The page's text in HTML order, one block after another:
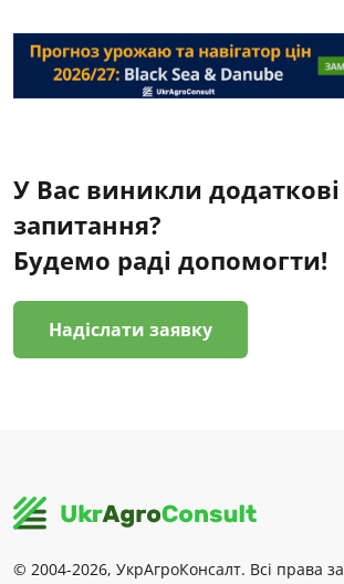
У Вас виникли додаткові
запитання?
Будемо раді допомогти!
Надіслати заявку
© 2004-2026, УкрАгроКонсалт. Всі права